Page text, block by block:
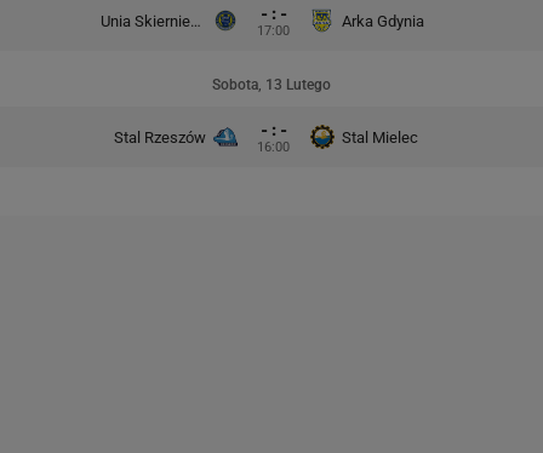
Unia Skierniewice - : -
17:00
Arka Gdynia
Sobota, 13 Lutego
Stal Rzeszów - : -
16:00
Stal Mielec